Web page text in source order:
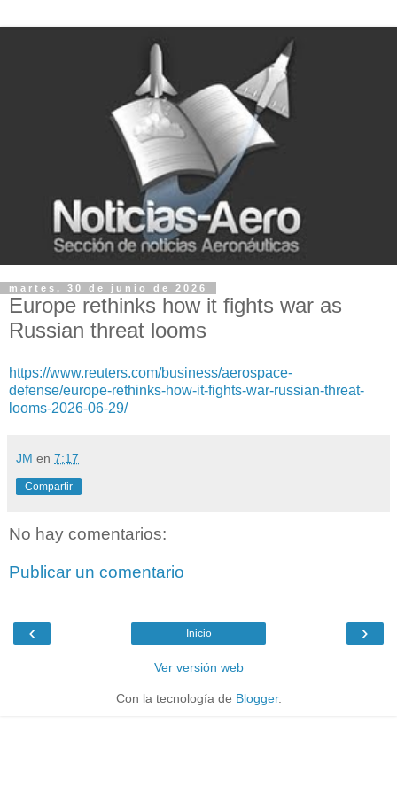
martes, 30 de junio de 2026
Europe rethinks how it fights war as
Russian threat looms
https://www.reuters.com/business/aerospace-
defense/europe-rethinks-how-it-fights-war-russian-threat-
looms-2026-06-29/
JM en 7:17
Compartir
No hay comentarios:
Publicar un comentario
‹ ›
Inicio
Ver versión web
Con la tecnología de Blogger.